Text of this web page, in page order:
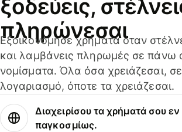
ξοδεύεις,
πληρώνεσαι
Εξοικονόμησε χρήματα όταν
και λαμβάνεις πληρωμές σε πάνω
νομίσματα. Όλα όσα χρειάζεσαι,
λογαριασμό, όποτε τα χρειάζεσαι.
Διαχειρίσου τα χρήματά σου εν
παγκοσμίως.